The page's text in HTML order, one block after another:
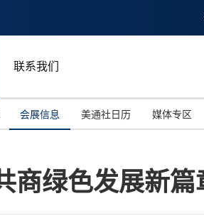
联系我们
会展信息 美通社日历 媒体专区
商绿色发展新篇